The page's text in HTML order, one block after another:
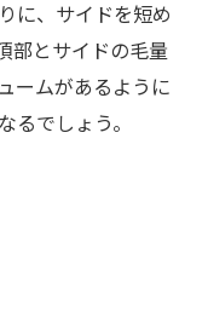
に、サイドを短め
部とサイドの毛量
ームがあるように
るでしょう。